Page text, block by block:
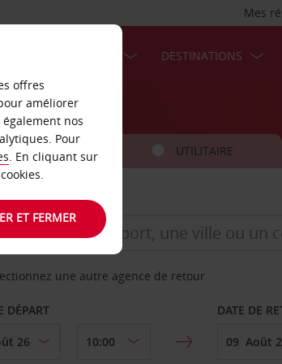
Mes
DESTINATIONS
VOITURE UTILITAIRE
DE DÉPART
une autre agence de retour
DÉPART DATE DE
offres
améliorer
nos
Pour
. En cliquant sur
ET FERMER